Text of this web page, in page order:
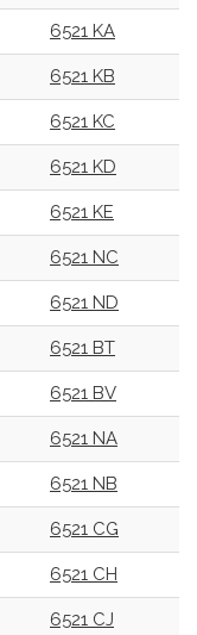
6521 KA
6521 KB
6521 KC
6521 KD
6521 KE
6521 NC
6521 ND
6521 BT
6521 BV
6521 NA
6521 NB
6521 CG
6521 CH
6521 CJ